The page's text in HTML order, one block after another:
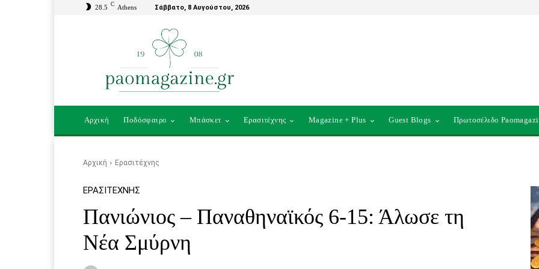
28.5 C Athens Σάββατο, 8 Αυγούστου, 2026
Αρχική Ποδόσφαιρο Μπάσκετ Ερασιτέχνης Magazine + Plus Guest Blogs Πρωτοσέλιδο
Αρχική Ερασιτέχνης
ΕΡΑΣΙΤΈΧΝΗΣ
Πανιώνιος – Παναθηναϊκός 6-15: Άλωσε τη
Νέα Σμύρνη